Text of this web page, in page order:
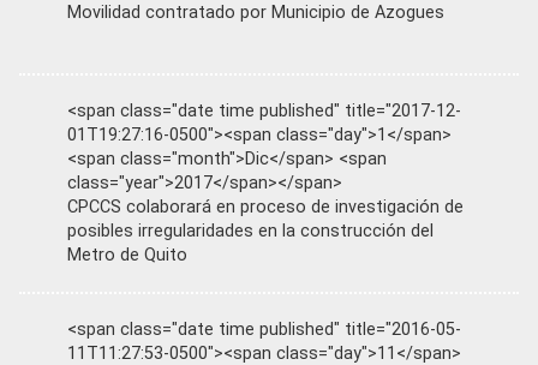
Movilidad contratado por Municipio de Azogues
<span class="date time published" title="2017-12-
01T19:27:16-0500"><span class="day">1</span>
<span class="month">Dic</span> <span
class="year">2017</span></span>
CPCCS colaborará en proceso de investigación de
posibles irregularidades en la construcción del
Metro de Quito
<span class="date time published" title="2016-05-
11T11:27:53-0500"><span class="day">11</span>